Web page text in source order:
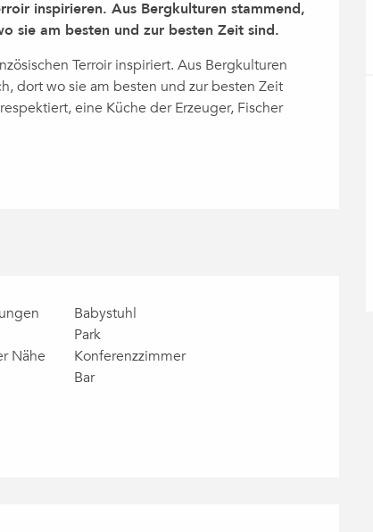
inspirieren. Aus Bergkulturen stammend,
sie am besten und zur besten Zeit sind.
Terroir inspiriert. Aus Bergkulturen
dort wo sie am besten und zur besten Zeit
eine Küche der Erzeuger, Fischer
Babystuhl
Park
Nähe
Konferenzzimmer
Bar